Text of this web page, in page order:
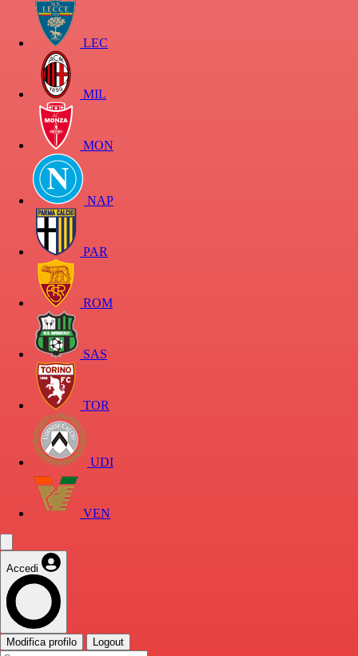
LEC
MIL
MON
NAP
PAR
ROM
SAS
TOR
UDI
VEN
Accedi
Modifica profilo Logout